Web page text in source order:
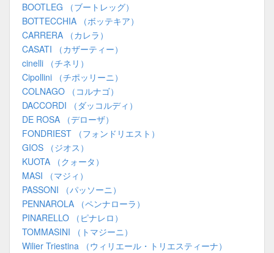
BOOTLEG （ブートレッグ）
BOTTECCHIA （ボッテキア）
CARRERA （カレラ）
CASATI （カザーティー）
cinelli （チネリ）
Cipollini （チポッリーニ）
COLNAGO （コルナゴ）
DACCORDI （ダッコルディ）
DE ROSA （デローザ）
FONDRIEST （フォンドリエスト）
GIOS （ジオス）
KUOTA （クォータ）
MASI （マジィ）
PASSONI （パッソーニ）
PENNAROLA （ペンナローラ）
PINARELLO （ピナレロ）
TOMMASINI （トマジーニ）
Wilier Triestina （ウィリエール・トリエスティーナ）